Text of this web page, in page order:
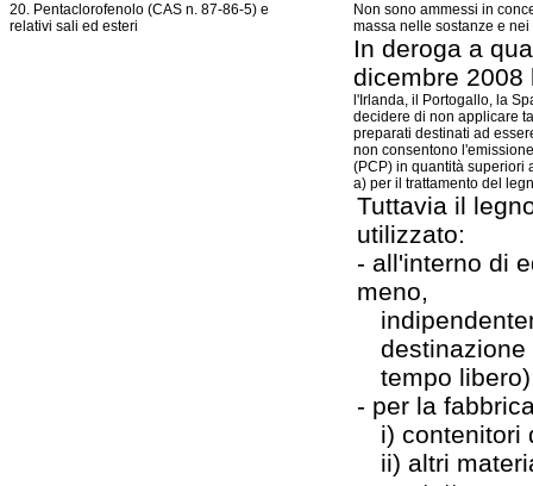
20. Pentaclorofenolo (CAS n. 87-86-5) e
Non sono ammessi in
relativi sali ed esteri
massa nelle sostanze e
In deroga a
dicembre 2008
l'Irlanda, il Portogallo, la
decidere di non applicare
preparati destinati ad
non consentono
(PCP) in quantità superiori
a) per il trattamento del
Tuttavia il
utilizzato:
- all'interno di
meno,
tempo
- per la
i) contenitori
ii) altri